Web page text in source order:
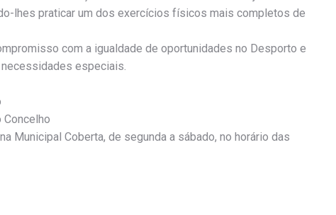
lhes praticar um dos exercícios físicos mais completos de
com a igualdade de oportunidades no Desporto e
especiais.
Municipal Coberta, de segunda a sábado, no horário das